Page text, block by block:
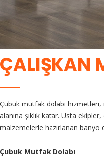
ÇALIŞKAN
Çubuk mutfak dolabı
alanına şıklık katar. Usta
malzemelerle hazırlanan banyo
Çubuk Mutfak Dolabı